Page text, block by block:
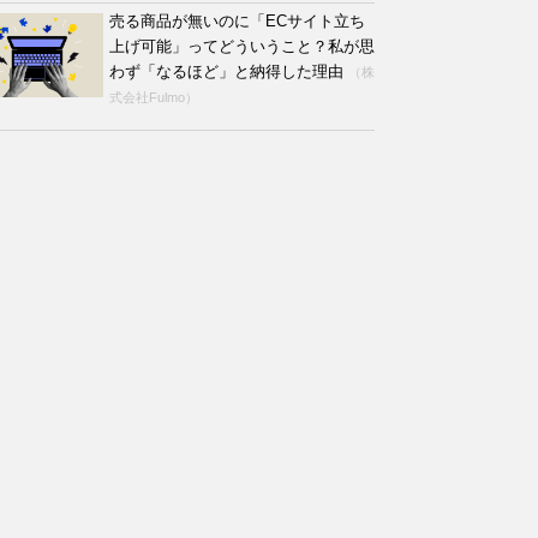
売る商品が無いのに「ECサイト立ち
上げ可能」ってどういうこと？私が思
わず「なるほど」と納得した理由
（株
式会社Fulmo）